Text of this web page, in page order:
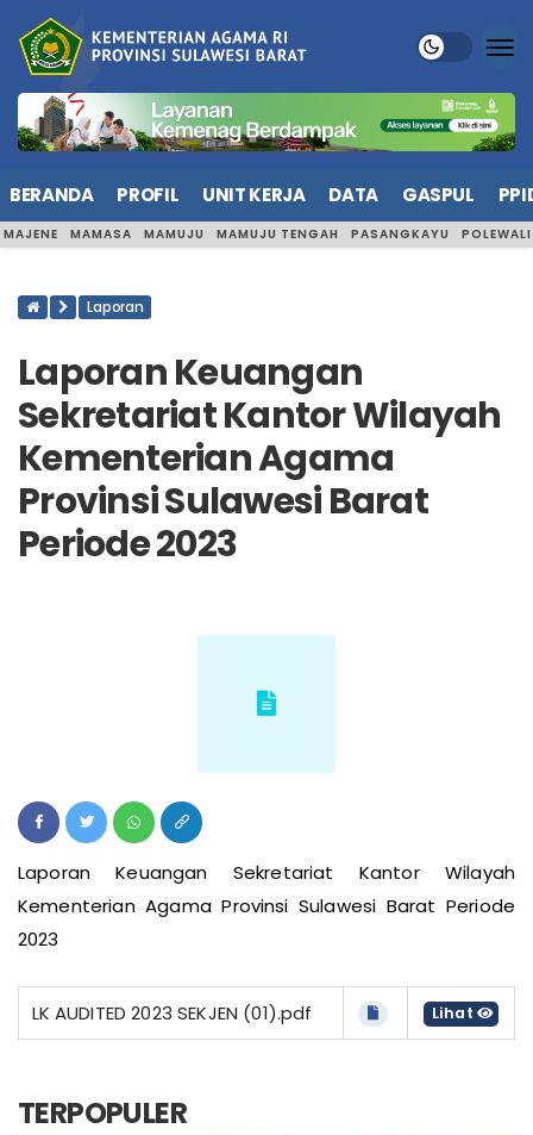
BERANDA PROFIL UNIT KERJA DATA GASPUL
MAJENE MAMASA MAMUJU MAMUJU TENGAH PASANGKAYU
Laporan
Laporan Keuangan
Sekretariat Kantor Wilayah
Kementerian Agama
Provinsi Sulawesi Barat
Periode 2023
Laporan Keuangan Sekretariat Kantor Wilayah
Kementerian Agama Provinsi Sulawesi Barat Periode
2023
LK AUDITED 2023 SEKJEN (01).pdf Lihat
TERPOPULER